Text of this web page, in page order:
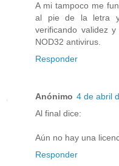
A mi tampoco me
al pie de la letra y
verificando validez
NOD32 antivirus.
Responder
Anónimo 4 de abril
Al final dice:
Aún no hay una
Responder